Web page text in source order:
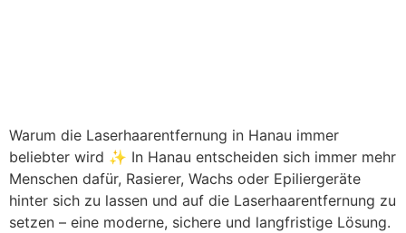
Warum die Laserhaarentfernung in Hanau immer
beliebter wird ✨ In Hanau entscheiden sich immer mehr
Menschen dafür, Rasierer, Wachs oder Epiliergeräte
hinter sich zu lassen und auf die Laserhaarentfernung zu
setzen – eine moderne, sichere und langfristige Lösung.